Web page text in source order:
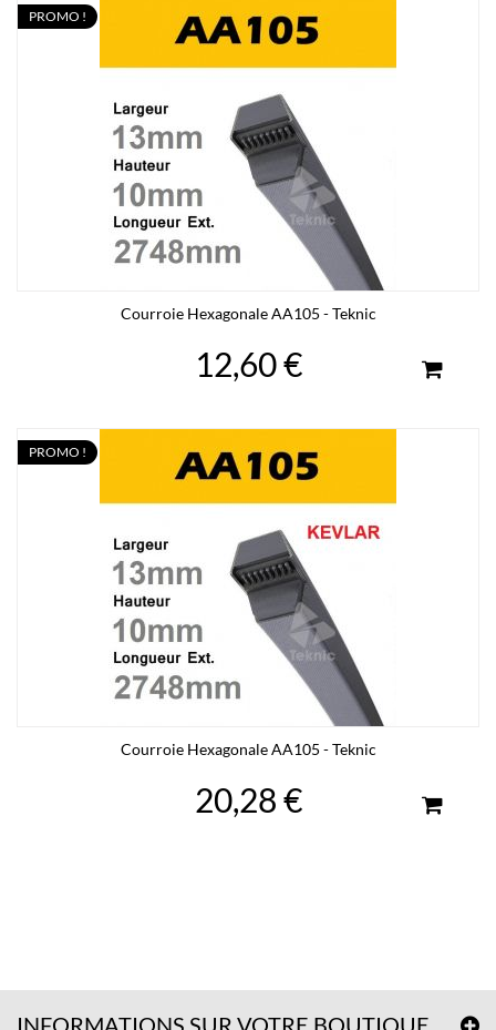
PROMO !
Courroie Hexagonale AA105 - Teknic
12,60 €
PROMO !
Courroie Hexagonale AA105 - Teknic
20,28 €
INFORMATIONS SUR VOTRE BOUTIQUE